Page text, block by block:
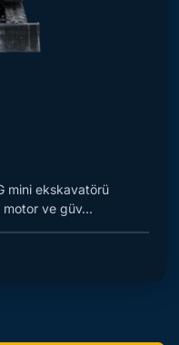
mini ekskavatörü
motor ve güv...